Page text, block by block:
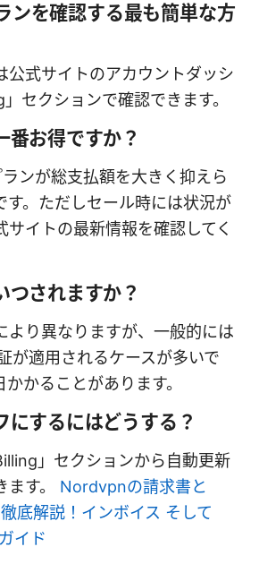
ンを確認する最も簡単な方
公式サイトのアカウントダッシ
セクションで確認できます。
番お得ですか？
ンが総支払額を大きく抑えら
す。ただしセール時には状況が
サイトの最新情報を確認してく
つされますか？
より異なりますが、一般的には
が適用されるケースが多いで
かることがあります。
にするにはどうする？
」セクションから自動更新
ます。 Nordvpnの請求書と
底解説！インボイス そして
イド